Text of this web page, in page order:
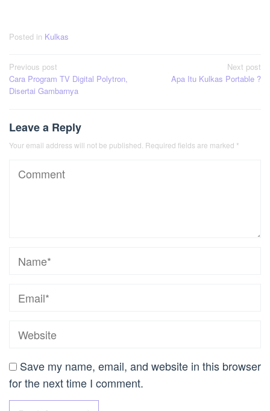
Posted in Kulkas
Post
navigation
Previous post
Cara Program TV Digital Polytron,
Disertai Gambarnya
Next post
Apa Itu Kulkas Portable ?
Leave a Reply
Your email address will not be published. Required fields are marked *
Save my name, email, and website in this browser
for the next time I comment.